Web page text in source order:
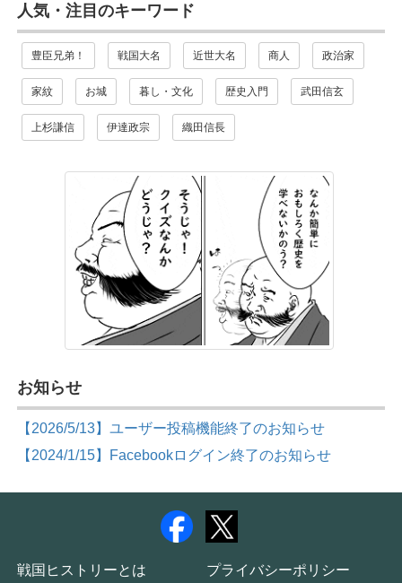
人気・注目のキーワード
豊臣兄弟！ 戦国大名 近世大名 商人 政治家
家紋 お城 暮し・文化 歴史入門 武田信玄
上杉謙信 伊達政宗 織田信長
お知らせ
【2026/5/13】ユーザー投稿機能終了のお知らせ
【2024/1/15】Facebookログイン終了のお知らせ
戦国ヒストリーとは プライバシーポリシー